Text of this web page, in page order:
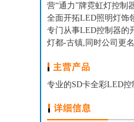
营“通力”牌霓虹灯控
全面开拓LED照明灯
专门从事LED控制器
灯都-古镇,同时公司更
专业的SD卡全彩LED控